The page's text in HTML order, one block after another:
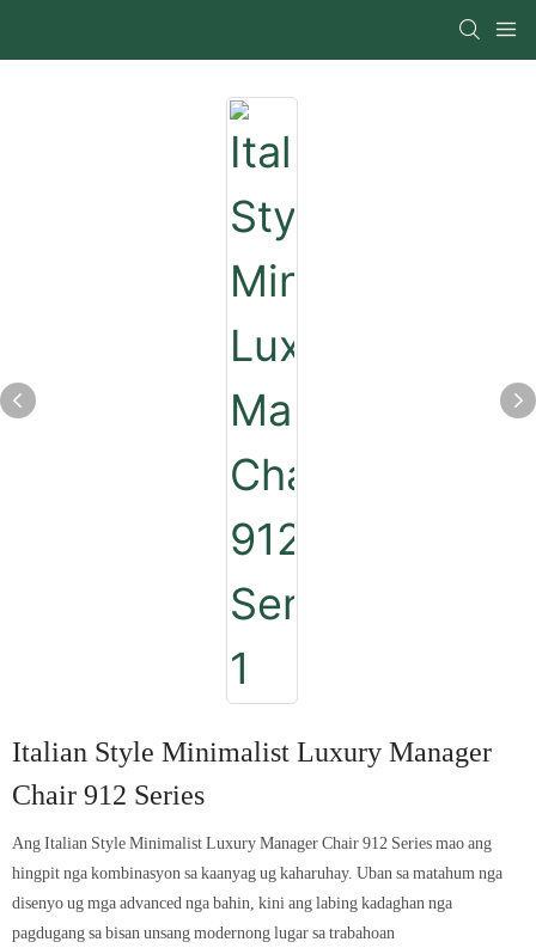
Italian Style Minimalist Luxury Manager
Chair 912 Series
Ang Italian Style Minimalist Luxury Manager Chair 912 Series mao ang
hingpit nga kombinasyon sa kaanyag ug kaharuhay. Uban sa matahum nga
disenyo ug mga advanced nga bahin, kini ang labing kadaghan nga
pagdugang sa bisan unsang modernong lugar sa trabahoan